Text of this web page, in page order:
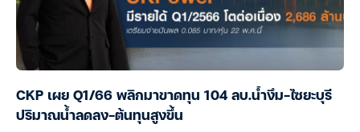
CKP เผย Q1/66 พลิกมาขาดทุน 104 ลบ.น้ำงึม-ไซยะบุรี
ปริมาณน้ำลดลง-ต้นทุนสูงขึ้น